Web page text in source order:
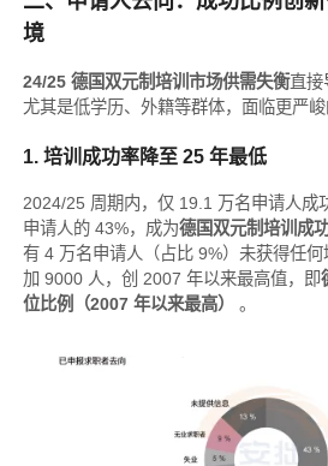
境
24/25 德国双元制培训市场供需失衡直接
尤其是低学历、外籍等群体，面临更严峻
1. 培训成功率降至 25 年最低
2024/25 周期内，仅 19.1 万名申请人成
申请人的 43%，成为德国双元制培训成
有 4 万名申请人（占比 9%）未获得任
加 9000 人，创 2007 年以来最高值，即
位比例（2007 年以来最高）
。